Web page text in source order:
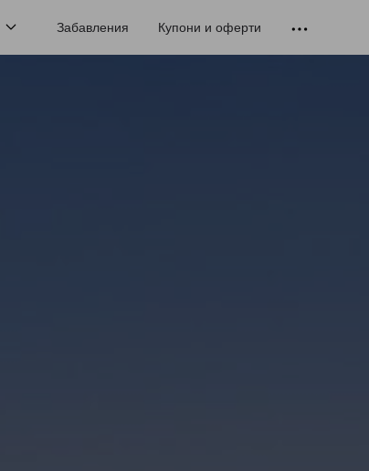
Забавления Купони и оферти